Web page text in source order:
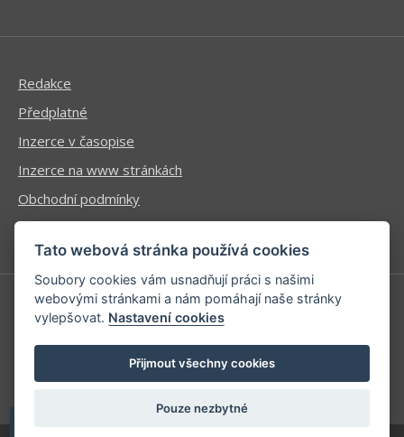
Redakce
Předplatné
Inzerce v časopise
Inzerce na www stránkách
Obchodní podmínky
Ochrana osobních údajů
Příhlášení | Registrace
Kontaktní informace
Mapa stránek
Tato webová stránka používá cookies
Soubory cookies vám usnadňují práci s našimi
webovými stránkami a nám pomáhají naše stránky
vylepšovat. Nastavení cookies
Přijmout všechny cookies
Pouze nezbytné